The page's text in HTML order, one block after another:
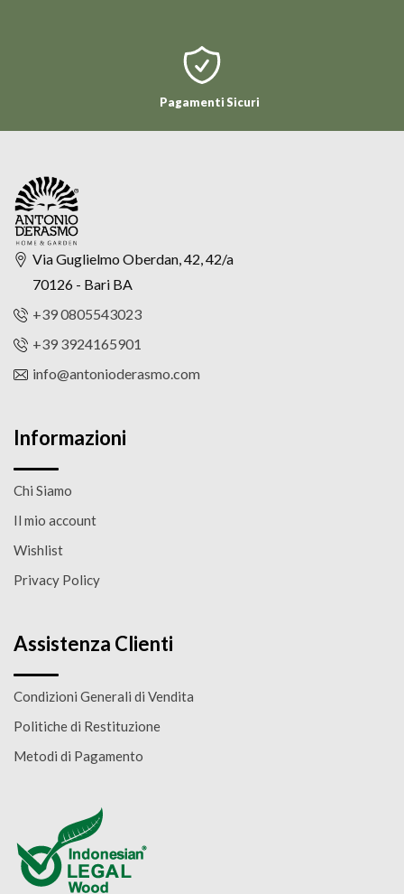
Pagamenti Sicuri
Via Guglielmo Oberdan, 42, 42/a
70126 - Bari BA
+39 0805543023
+39 3924165901
info@antonioderasmo.com
Informazioni
Chi Siamo
Il mio account
Wishlist
Privacy Policy
Assistenza Clienti
Condizioni Generali di Vendita
Politiche di Restituzione
Metodi di Pagamento